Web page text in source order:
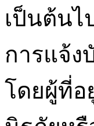
เป็นต้น
การแจ้ง
โดยผู้ที่อ